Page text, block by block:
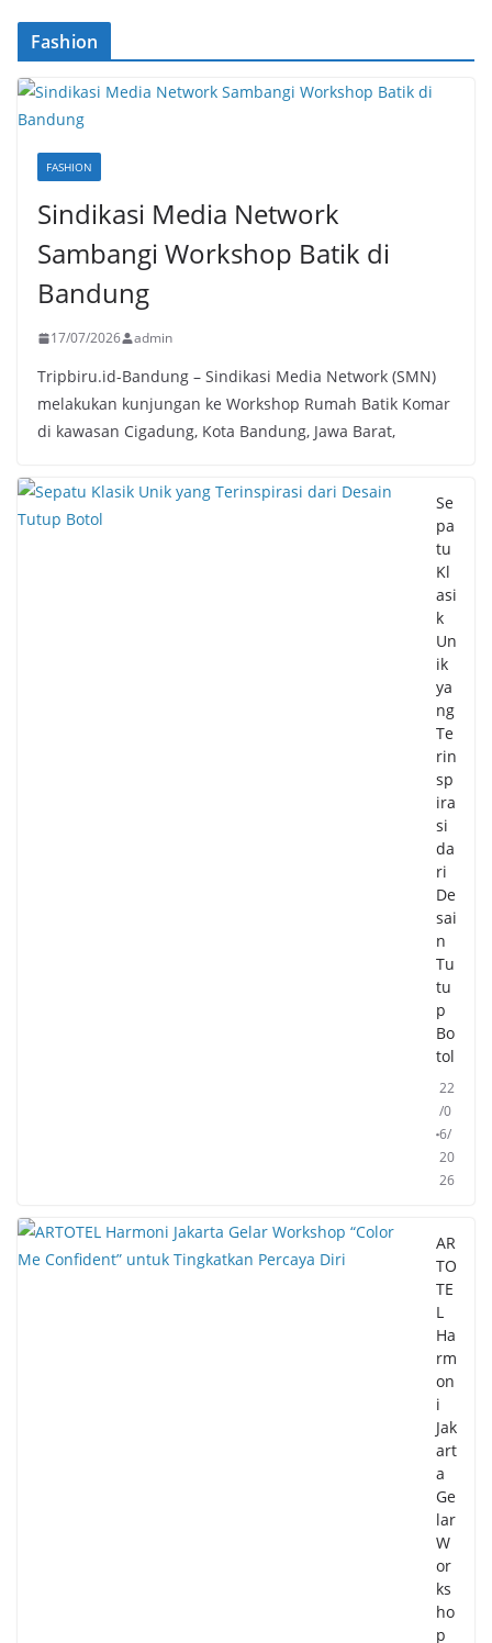
Fashion
FASHION
Sindikasi Media Network
Sambangi Workshop Batik di
Bandung
17/07/2026 admin
Tripbiru.id-Bandung – Sindikasi Media Network (SMN)
melakukan kunjungan ke Workshop Rumah Batik Komar
di kawasan Cigadung, Kota Bandung, Jawa Barat,
Se
pa
tu
Kl
asi
k
Un
ik
ya
ng
Te
rin
sp
ira
si
da
ri
De
sai
n
Tu
tu
p
Bo
tol
22
/0
6/
20
26
AR
TO
TE
L
Ha
rm
on
i
Jak
art
a
Ge
lar
W
or
ks
ho
p